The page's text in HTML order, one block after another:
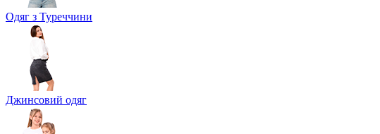
Одяг з Туреччини
Джинсовий одяг